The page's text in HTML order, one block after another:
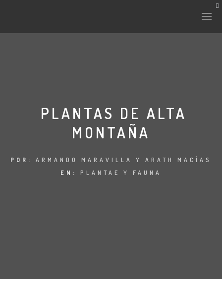
INTERVENCIONESPLANTAS DE ALTA
MONTAÑA
POR: ARMANDO MARAVILLA Y ARATH MACÍAS
EN: PLANTAE Y FAUNA